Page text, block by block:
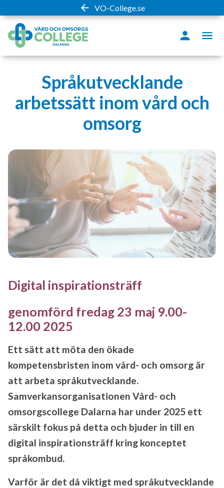
VO-College.se
Språkutvecklande
arbetssätt inom vård och
omsorg
Digital inspirationsträff
genomförd fredag 23 maj 9.00-
12.00 2025
Ett sätt att möta den ökade
kompetensbristen inom vård- och omsorg är
att arbeta språkutvecklande.
Samverkansorganisationen Vård- och
omsorgscollege Dalarna har under 2025 ett
särskilt fokus på detta och bjuder in till en
digital inspirationsträff kring konceptet
språkombud.
Varför är det då viktigt med språkutvecklande